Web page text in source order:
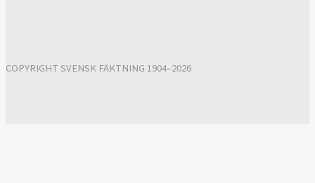
COPYRIGHT SVENSK FÄKTNING 1904–2026